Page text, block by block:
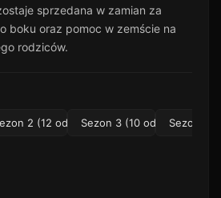
sprzedana w zamian za
boku oraz pomoc w zemście na
rodziców.
2 (12 odc.) Sezon 3 (10 odc.) Sezon 4